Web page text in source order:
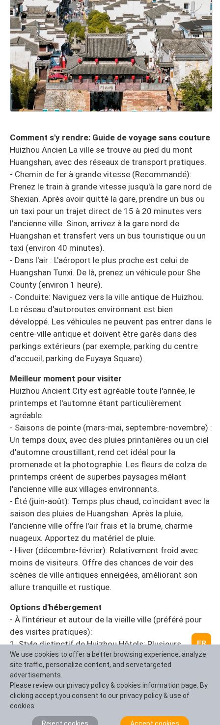
Comment s'y rendre: Guide de voyage sans couture
Huizhou Ancien La ville se trouve au pied du mont
Huangshan, avec des réseaux de transport pratiques.
- Chemin de fer à grande vitesse (Recommandé):
Prenez le train à grande vitesse jusqu'à la gare nord de
Shexian. Après avoir quitté la gare, prendre un bus ou
un taxi pour un trajet direct de 15 à 20 minutes vers
l'ancienne ville. Sinon, arrivez à la gare nord de
Huangshan et transfert vers un bus touristique ou un
taxi (environ 40 minutes).
- Dans l'air : L'aéroport le plus proche est celui de
Huangshan Tunxi. De là, prenez un véhicule pour She
County (environ 1 heure).
- Conduite: Naviguez vers la ville antique de Huizhou.
Le réseau d'autoroutes environnant est bien
développé. Les véhicules ne peuvent pas entrer dans le
centre-ville antique et doivent être garés dans des
parkings extérieurs (par exemple, parking du centre
d'accueil, parking de Fuyaya Square).
Meilleur moment pour visiter
Huizhou Ancient City est agréable toute l'année, le
printemps et l'automne étant particulièrement
agréable.
- Saisons de pointe (mars-mai, septembre-novembre) :
Un temps doux, avec des pluies printanières ou un ciel
d'automne croustillant, rend cet idéal pour la
promenade et la photographie. Les fleurs de colza de
printemps créent de superbes paysages mêlant
l'ancienne ville aux villages environnants.
- Été (juin-août): Temps plus chaud, coïncidant avec la
saison des pluies de Huangshan. Après la pluie,
l'ancienne ville offre l'air frais et la brume, charme
nuageux. Apportez du matériel de pluie.
- Hiver (décembre-février): Relativement froid avec
moins de visiteurs. Offre des chances de voir des
scènes de ville antiques enneigées, améliorant son
allure tranquille et rustique.
Options d'hébergement
- À l'intérieur et autour de la vieille ville (préféré pour
des visites pratiques):
1. Style distinctif de Huizhou Hôtels: Plusieurs
chambres d'hôtes de charme, converties à partir de
vieilles résidences, offrent une expérience immersive
de la vie traditionnelle Huizhou. La disponibilité est
limitée, donc une réservation préalable est essentielle.
2. Hôtels modernes dans le comté de Shexian: Plus
d'options variées allant du budget aux hôtels de luxe
FR
We use cookies to offer a better browsing experience, analyze
site traffic, personalize content, and servetargeted
advertisements.
Please review our privacy policy & cookies information page. By
clicking accept,you consent to our privacy policy & use of
cookies.